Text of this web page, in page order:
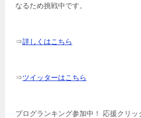
なるため挑戦中です。
⇒詳しくはこちら
⇒ツイッターはこちら
ブログランキング参加中！ 応援クリッ